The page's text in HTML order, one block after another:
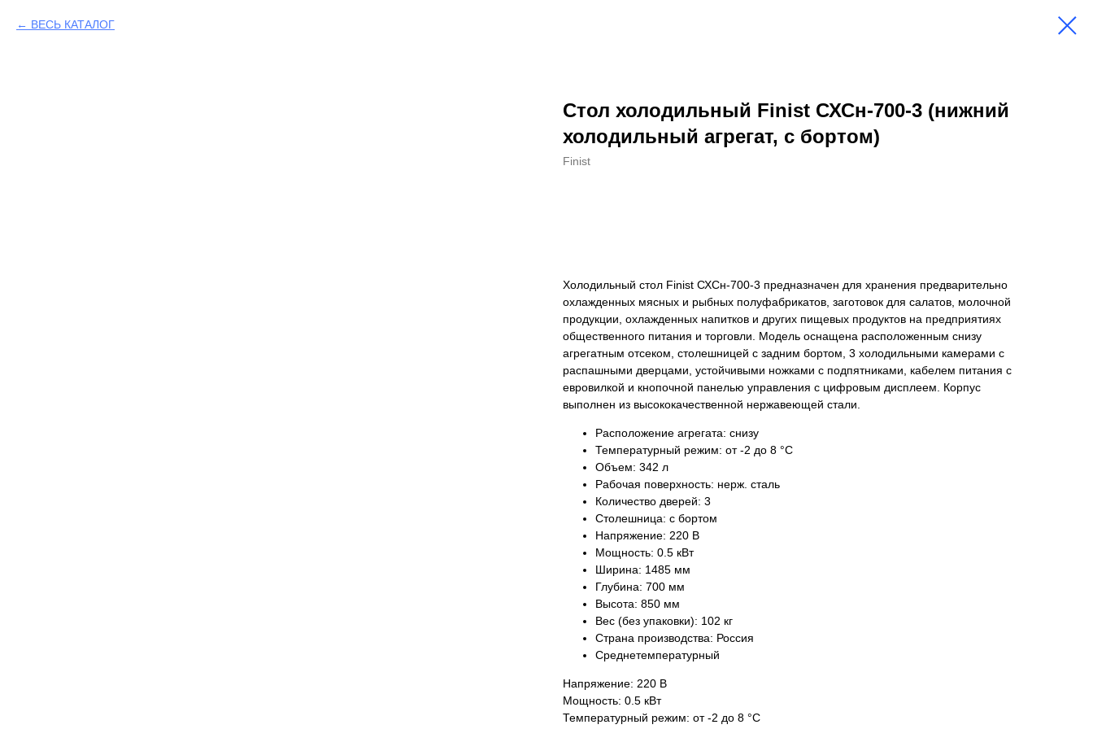
ВЕСЬ КАТАЛОГ
Стол холодильный Finist СХСн-700-3 (нижний
холодильный агрегат, с бортом)
Finist
Холодильный стол Finist СХСн-700-3 предназначен для хранения предварительно
охлажденных мясных и рыбных полуфабрикатов, заготовок для салатов, молочной
продукции, охлажденных напитков и других пищевых продуктов на предприятиях
общественного питания и торговли. Модель оснащена расположенным снизу
агрегатным отсеком, столешницей с задним бортом, 3 холодильными камерами с
распашными дверцами, устойчивыми ножками с подпятниками, кабелем питания с
евровилкой и кнопочной панелью управления с цифровым дисплеем. Корпус
выполнен из высококачественной нержавеющей стали.
Расположение агрегата: снизу
Температурный режим: от -2 до 8 °С
Объем: 342 л
Рабочая поверхность: нерж. сталь
Количество дверей: 3
Столешница: с бортом
Напряжение: 220 В
Мощность: 0.5 кВт
Ширина: 1485 мм
Глубина: 700 мм
Высота: 850 мм
Вес (без упаковки): 102 кг
Страна производства: Россия
Среднетемпературный
Напряжение: 220 В
Мощность: 0.5 кВт
Температурный режим: от -2 до 8 °С